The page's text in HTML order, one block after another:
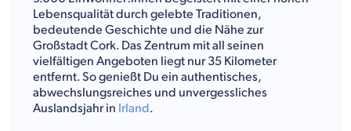
Lebensqualität durch gelebte Traditionen,
bedeutende Geschichte und die Nähe zur
Großstadt Cork. Das Zentrum mit all seinen
vielfältigen Angeboten liegt nur 35 Kilometer
entfernt. So genießt Du ein authentisches,
abwechslungsreiches und unvergessliches
Auslandsjahr in Irland.